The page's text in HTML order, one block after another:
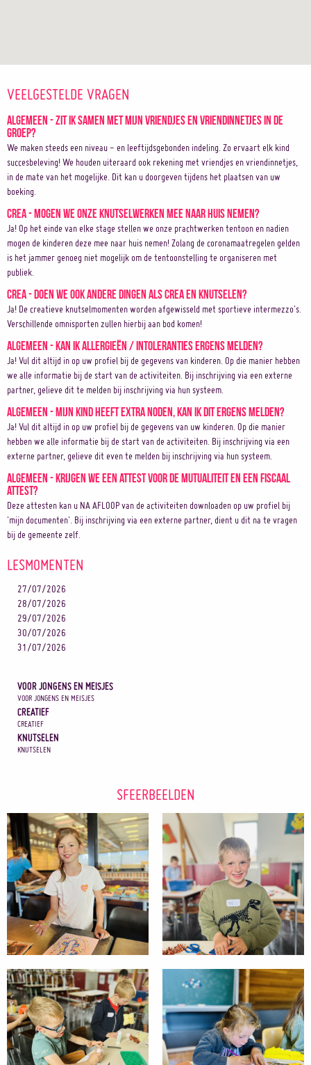
VEELGESTELDE VRAGEN
Algemeen - Zit ik samen met mijn vriendjes en vriendinnetjes in de
groep?
We maken steeds een niveau - en leeftijdsgebonden indeling. Zo ervaart elk kind
succesbeleving! We houden uiteraard ook rekening met vriendjes en vriendinnetjes,
in de mate van het mogelijke. Dit kan u doorgeven tijdens het plaatsen van uw
boeking.
Crea - Mogen we onze knutselwerken mee naar huis nemen?
Ja! Op het einde van elke stage stellen we onze prachtwerken tentoon en nadien
mogen de kinderen deze mee naar huis nemen! Zolang de coronamaatregelen gelden
is het jammer genoeg niet mogelijk om de tentoonstelling te organiseren met
publiek.
Crea - Doen we ook andere dingen als crea en knutselen?
Ja! De creatieve knutselmomenten worden afgewisseld met sportieve intermezzo's.
Verschillende omnisporten zullen hierbij aan bod komen!
Algemeen - Kan ik allergieën / intoleranties ergens melden?
Ja! Vul dit altijd in op uw profiel bij de gegevens van kinderen. Op die manier hebben
we alle informatie bij de start van de activiteiten. Bij inschrijving via een externe
partner, gelieve dit te melden bij inschrijving via hun systeem.
Algemeen - Mijn kind heeft extra noden, kan ik dit ergens melden?
Ja! Vul dit altijd in op uw profiel bij de gegevens van uw kinderen. Op die manier
hebben we alle informatie bij de start van de activiteiten. Bij inschrijving via een
externe partner, gelieve dit even te melden bij inschrijving via hun systeem.
Algemeen - Krijgen we een attest voor de mutualiteit en een fiscaal
attest?
Deze attesten kan u NA AFLOOP van de activiteiten downloaden op uw profiel bij
'mijn documenten'. Bij inschrijving via een externe partner, dient u dit na te vragen
bij de gemeente zelf.
LESMOMENTEN
27/07/2026
28/07/2026
29/07/2026
30/07/2026
31/07/2026
VOOR JONGENS EN MEISJES
VOOR JONGENS EN MEISJES
CREATIEF
CREATIEF
KNUTSELEN
KNUTSELEN
SFEERBEELDEN